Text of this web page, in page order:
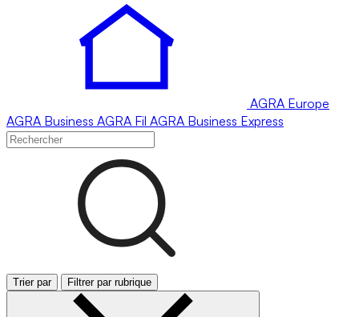
AGRA Europe
AGRA Business AGRA Fil AGRA Business Express
Trier par Filtrer par rubrique